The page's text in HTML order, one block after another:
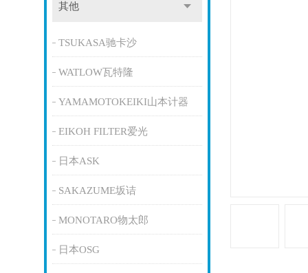
其他
TSUKASA驰卡沙
WATLOW瓦特隆
YAMAMOTOKEIKI山本计器
EIKOH FILTER爱光
日本ASK
SAKAZUME坂诘
MONOTARO物太郎
日本OSG